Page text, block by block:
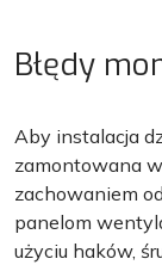
Błędy
Aby instalacja
zamontowana
zachowaniem
panelom
użyciu haków,